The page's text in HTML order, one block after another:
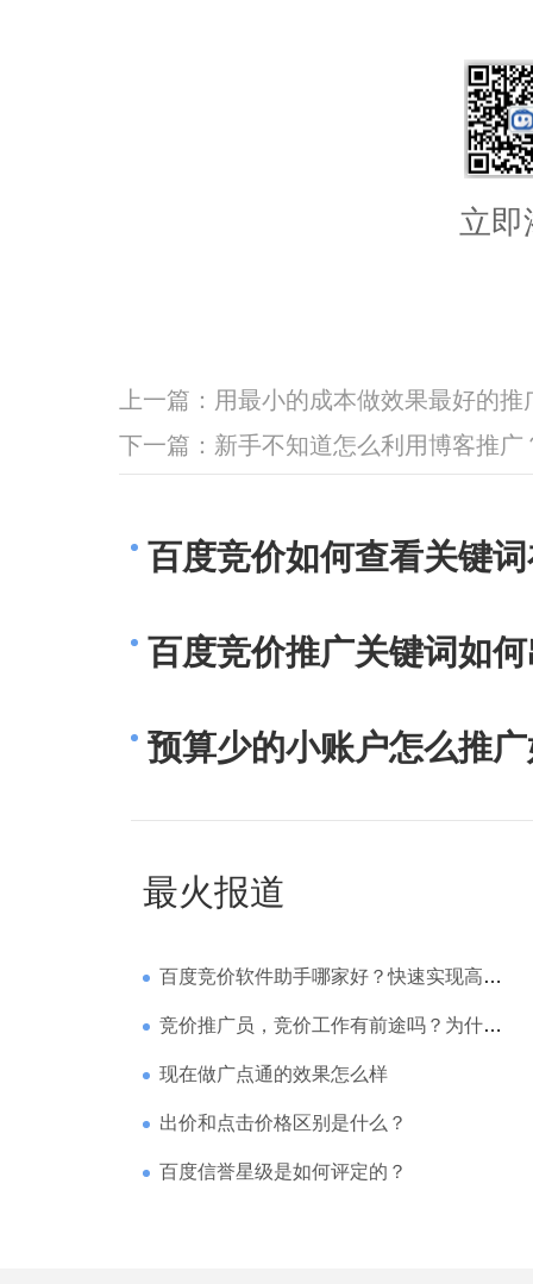
立即
上一篇： 用最小的成本做效果最好的推
下一篇： 新手不知道怎么利用博客推
百度竞价如何查看关键
百度竞价推广关键词如
预算少的小账户怎么推
最火报道
百度竞价软件助手哪家好？快速实现高回报哪家强？
竞价推广员，竞价工作有前途吗？为什么待遇那么高
现在做广点通的效果怎么样
出价和点击价格区别是什么？
百度信誉星级是如何评定的？